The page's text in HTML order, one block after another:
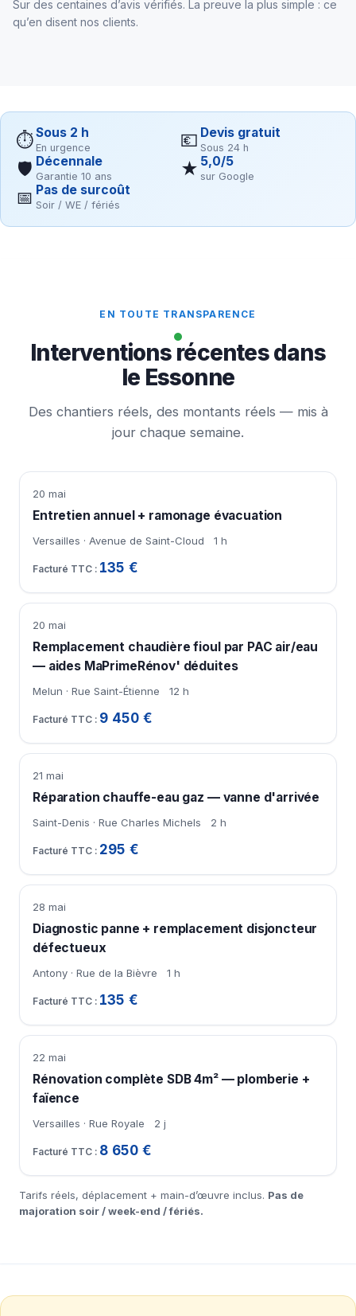
Sur des centaines d’avis vérifiés. La preuve la plus simple : ce
qu’en disent nos clients.
⏱Sous 2 h
En urgence 💶 Devis gratuit
Sous 24 h
🛡 Décennale
Garantie 10 ans ★ 5,0/5
sur Google
📅 Pas de surcoût
Soir / WE / fériés
EN TOUTE TRANSPARENCE
Interventions récentes dans
le Essonne
Des chantiers réels, des montants réels — mis à
jour chaque semaine.
20 mai
Entretien annuel + ramonage évacuation
Versailles · Avenue de Saint-Cloud 1 h
135 €
20 mai
Remplacement chaudière fioul par PAC air/eau
— aides MaPrimeRénov' déduites
Melun · Rue Saint-Étienne 12 h
9 450 €
21 mai
Réparation chauffe-eau gaz — vanne d'arrivée
Saint-Denis · Rue Charles Michels 2 h
295 €
28 mai
Diagnostic panne + remplacement disjoncteur
défectueux
Antony · Rue de la Bièvre 1 h
135 €
22 mai
Rénovation complète SDB 4m² — plomberie +
faïence
Versailles · Rue Royale 2 j
8 650 €
Tarifs réels, déplacement + main-d’œuvre inclus. Pas de
majoration soir / week-end / fériés.